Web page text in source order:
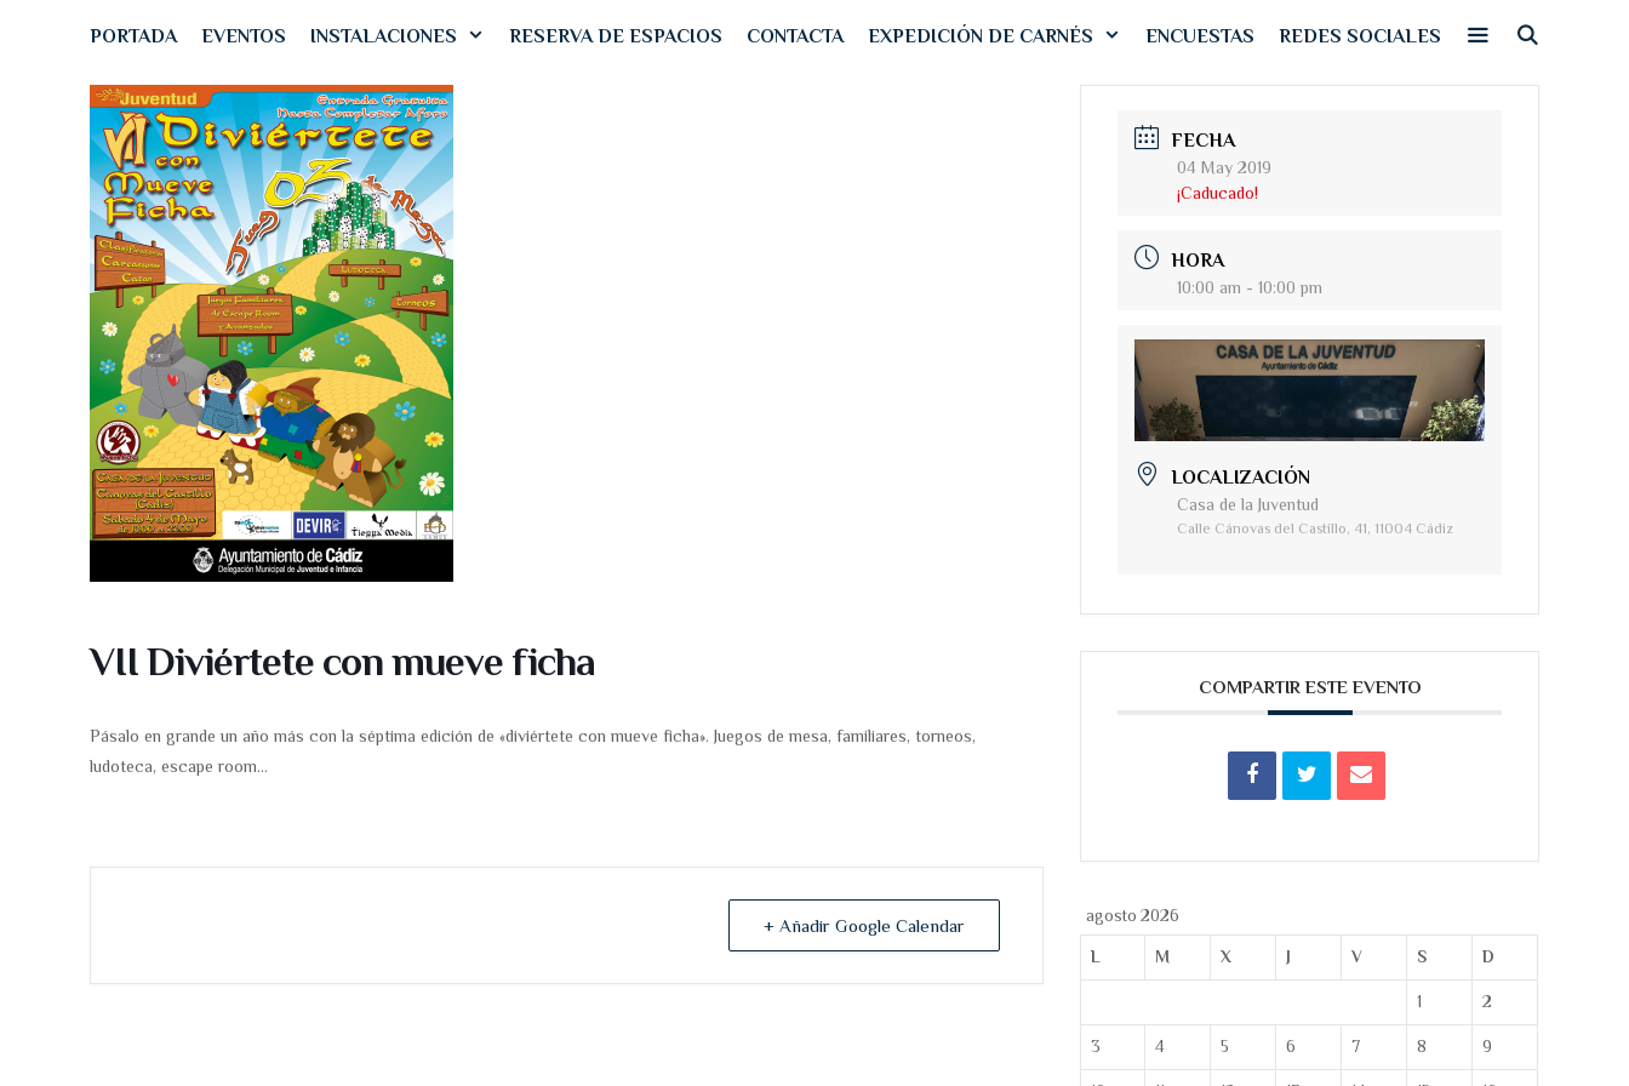
PORTADA EVENTOS INSTALACIONES RESERVA DE ESPACIOS CONTACTA EXPEDICIÓN DE CARNÉS ENCUESTAS REDES SOCIALES
VII Diviértete con mueve ficha
Pásalo en grande un año más con la séptima edición de «diviértete con mueve ficha». Juegos de mesa, familiares, torneos,
ludoteca, escape room…
+ Añadir Google Calendar
FECHA
04 May 2019
¡Caducado!
HORA
10:00 am - 10:00 pm
LOCALIZACIÓN
Casa de la Juventud
Calle Cánovas del Castillo, 41, 11004 Cádiz
COMPARTIR ESTE EVENTO
agosto 2026
L M X V S D
1 2
3 4 5 6 7 8 9